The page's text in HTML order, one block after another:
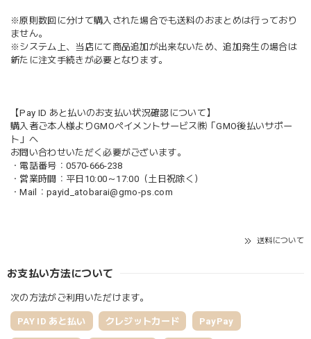
※原則数回に分けて購入された場合でも送料のおまとめは行っており
ません。
※システム上、当店にて商品追加が出来ないため、追加発生の場合は
新たに注文手続きが必要となります。
【Pay ID あと払いのお支払い状況確認について】
購入者ご本人様よりGMOペイメントサービス㈱「GMO後払いサポー
ト」へ
お問い合わせいただく必要がございます。
・電話番号：0570-666-238
・営業時間：平日10:00～17:00（土日祝除く）
・Mail： payid_atobarai@gmo-ps.com
送料について
お支払い方法について
次の方法がご利用いただけます。
PAY ID あと払い クレジットカード PayPay